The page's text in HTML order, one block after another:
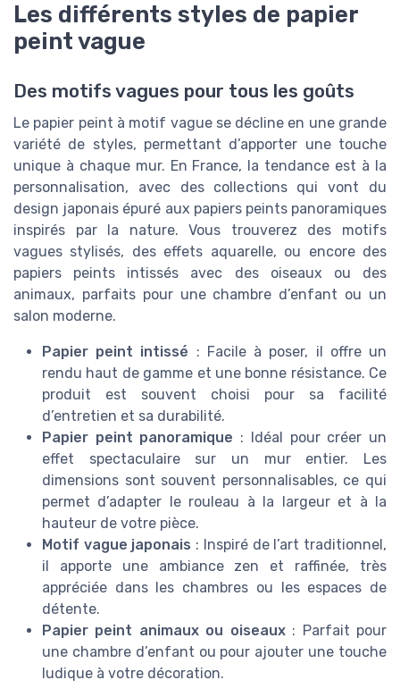
Les différents styles de papier
peint vague
Des motifs vagues pour tous les goûts
Le papier peint à motif vague se décline en une grande
variété de styles, permettant d’apporter une touche
unique à chaque mur. En France, la tendance est à la
personnalisation, avec des collections qui vont du
design japonais épuré aux papiers peints panoramiques
inspirés par la nature. Vous trouverez des motifs
vagues stylisés, des effets aquarelle, ou encore des
papiers peints intissés avec des oiseaux ou des
animaux, parfaits pour une chambre d’enfant ou un
salon moderne.
Papier peint intissé : Facile à poser, il offre un
rendu haut de gamme et une bonne résistance. Ce
produit est souvent choisi pour sa facilité
d’entretien et sa durabilité.
Papier peint panoramique : Idéal pour créer un
effet spectaculaire sur un mur entier. Les
dimensions sont souvent personnalisables, ce qui
permet d’adapter le rouleau à la largeur et à la
hauteur de votre pièce.
Motif vague japonais : Inspiré de l’art traditionnel,
il apporte une ambiance zen et raffinée, très
appréciée dans les chambres ou les espaces de
détente.
Papier peint animaux ou oiseaux: Parfait pour
une chambre d’enfant ou pour ajouter une touche
ludique à votre décoration.